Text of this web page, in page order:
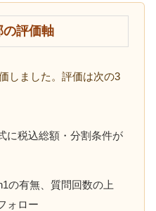
の評価軸
しました。評価は次の3
税込総額・分割条件が
有無、質問回数の上
ォロー